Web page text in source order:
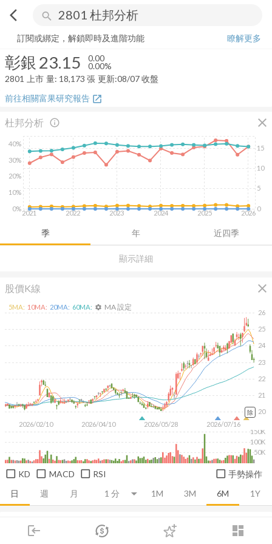
arrow_back_ios search
login dashboard
市場 登入
彰銀 23.150.00%
訂閱或綁定，解鎖即時及進階功能
瞭解更多
彰銀 23.15 0.00
0.00%
2801
上市 量: 18,173 張 更新:08/07 收盤
前往相關富果研究報告 open_in_new
杜邦分析 close
顯示詳細
info_outline
季 年 近四季
2021 2022 2023 2024 2025 2026
0
5
10
15
0%
10%
20%
30%
40%
股價K線 close
日 週 月 1M 3M 6M 1Y
2026/02/10 2026/04/10 2026/05/28 2026/07/16
20
21
22
23
24
25
26
50K
100K
150K
5MA: 10MA: 20MA: 60MA: settings MA 設定
除
KD MACD RSI 手勢操作
推薦卡片 消息面 財務報